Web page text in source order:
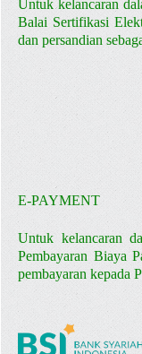
Untuk kelancaran
Balai Sertifikasi
dan persandian
E-PAYMENT
Untuk kelancaran
Pembayaran Biaya
pembayaran kepada